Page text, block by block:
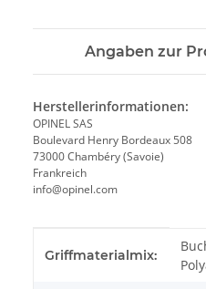
Angaben zur
Herstellerinformationen:
OPINEL SAS
Boulevard Henry Bordeaux 508
73000 Chambéry (Savoie)
Frankreich
info@opinel.com
Griffmaterialmix: